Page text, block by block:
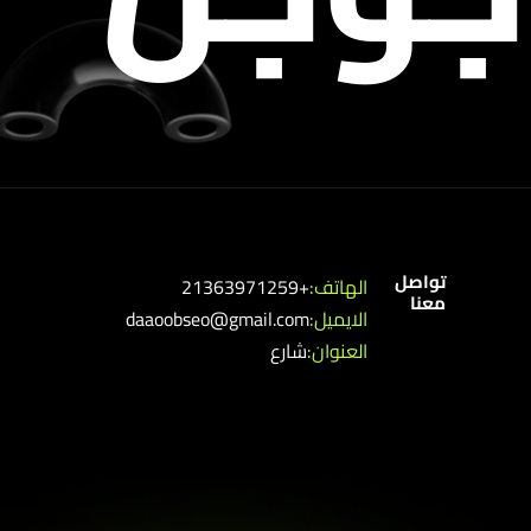
تواصل
معنا الهاتف:+21363971259
الايميل:daaoobseo@gmail.com
العنوان:شارع